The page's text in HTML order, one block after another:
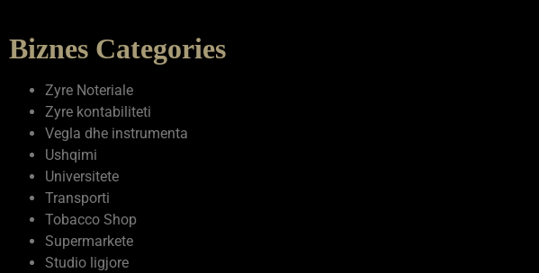
Biznes Categories
Zyre Noteriale
Zyre kontabiliteti
Vegla dhe instrumenta
Ushqimi
Universitete
Transporti
Tobacco Shop
Supermarkete
Studio ligjore